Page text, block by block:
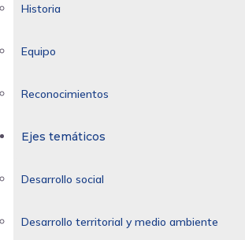
Historia
Equipo
Reconocimientos
Ejes temáticos
Desarrollo social
Desarrollo territorial y medio ambiente